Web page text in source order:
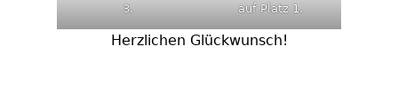
3.
auf Platz 1.
Herzlichen Glückwunsch!